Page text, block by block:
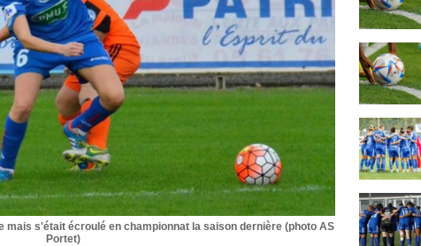
mais s'était écroulé en championnat la saison dernière (photo AS
Portet)